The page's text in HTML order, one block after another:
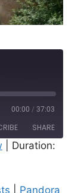
00:00 / 37:03
SHARE
Duration:
Pandora